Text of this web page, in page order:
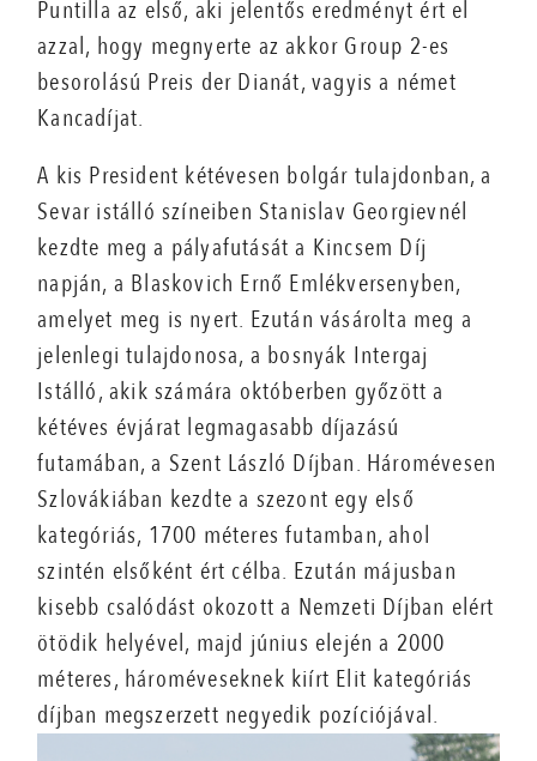
Puntilla az első, aki jelentős eredményt ért el
azzal, hogy megnyerte az akkor Group 2-es
besorolású Preis der Dianát, vagyis a német
Kancadíjat.
A kis President kétévesen bolgár tulajdonban, a
Sevar istálló színeiben Stanislav Georgievnél
kezdte meg a pályafutását a Kincsem Díj
napján, a Blaskovich Ernő Emlékversenyben,
amelyet meg is nyert. Ezután vásárolta meg a
jelenlegi tulajdonosa, a bosnyák Intergaj
Istálló, akik számára októberben győzött a
kétéves évjárat legmagasabb díjazású
futamában, a Szent László Díjban. Háromévesen
Szlovákiában kezdte a szezont egy első
kategóriás, 1700 méteres futamban, ahol
szintén elsőként ért célba. Ezután májusban
kisebb csalódást okozott a Nemzeti Díjban elért
ötödik helyével, majd június elején a 2000
méteres, hároméveseknek kiírt Elit kategóriás
díjban megszerzett negyedik pozíciójával.